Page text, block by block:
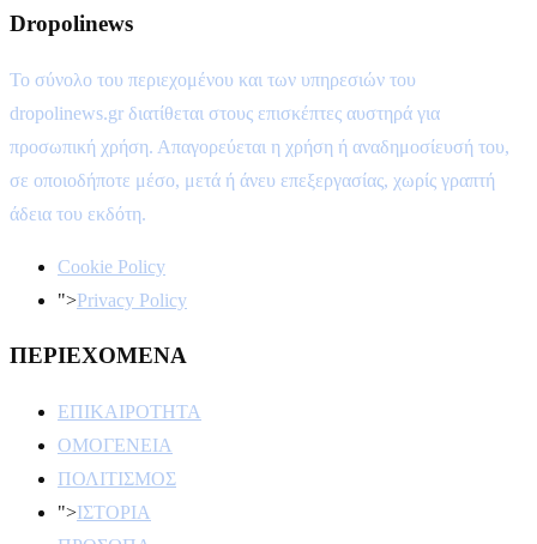
Dropolinews
Το σύνολο του περιεχομένου και των υπηρεσιών του
dropolinews.gr διατίθεται στους επισκέπτες αυστηρά για
προσωπική χρήση. Απαγορεύεται η χρήση ή αναδημοσίευσή του,
σε οποιοδήποτε μέσο, μετά ή άνευ επεξεργασίας, χωρίς γραπτή
άδεια του εκδότη.
Cookie Policy
">Privacy Policy
ΠΕΡΙΕΧΟΜΕΝΑ
ΕΠΙΚΑΙΡΟΤΗΤΑ
ΟΜΟΓΕΝΕΙΑ
ΠΟΛΙΤΙΣΜΟΣ
">ΙΣΤΟΡΙΑ